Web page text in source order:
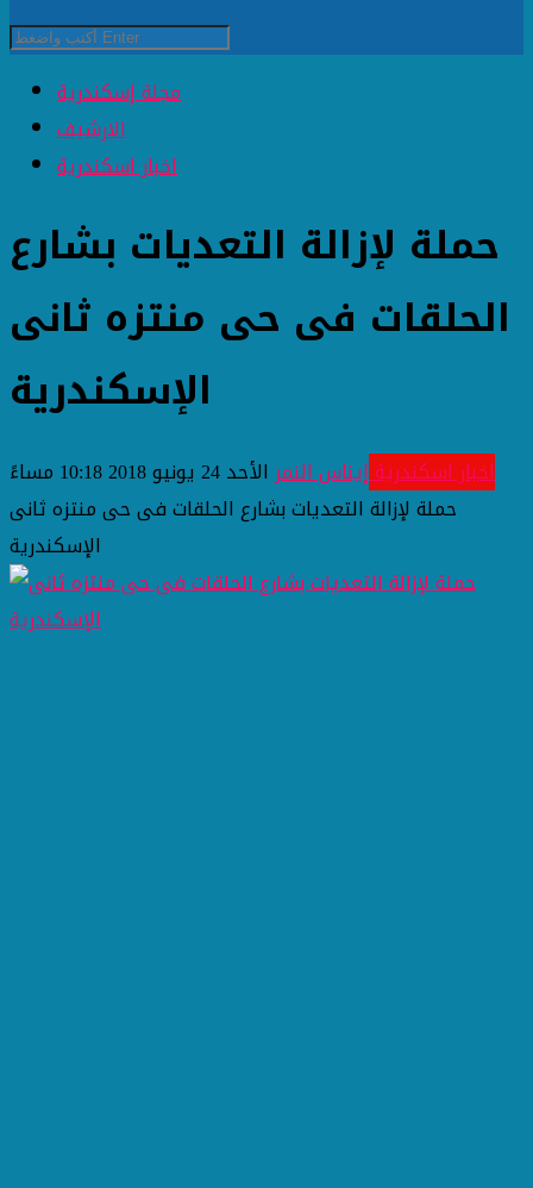
مجلة إسكندرية
الارشيف
اخبار اسكندرية
حملة لإزالة التعديات بشارع
الحلقات فى حى منتزه ثانى
الإسكندرية
اخبار اسكندريةإيناس النمر الأحد 24 يونيو 2018 10:18 مساءً
حملة لإزالة التعديات بشارع الحلقات فى حى منتزه ثانى
الإسكندرية